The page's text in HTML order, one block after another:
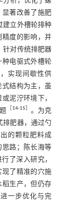
著改善了施肥
建立外槽轮排种
度的影响，并
针对传统排肥器
电驱式外槽轮
实现间歇性供
结构为主，虽
泥泞环境下，
［14-15］ 。为克
排肥器，通过勺
的颗粒肥料成
路；陈长海等
了深入研究，
了精准的穴施
生产，但仍存
一步优化与完